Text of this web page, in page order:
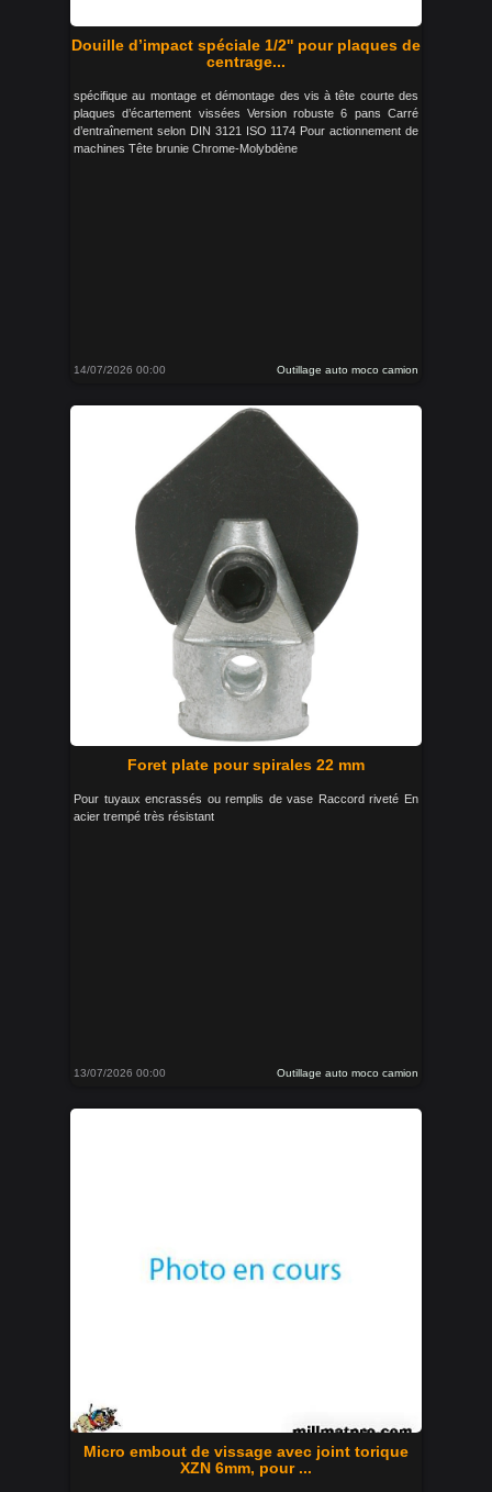
Douille d’impact spéciale 1/2'' pour plaques de
centrage...
spécifique au montage et démontage des vis à tête courte des
plaques d’écartement vissées Version robuste 6 pans Carré
d’entraînement selon DIN 3121 ISO 1174 Pour actionnement de
machines Tête brunie Chrome-Molybdène
14/07/2026 00:00 Outillage auto moco camion
Foret plate pour spirales 22 mm
Pour tuyaux encrassés ou remplis de vase Raccord riveté En
acier trempé très résistant
13/07/2026 00:00 Outillage auto moco camion
Micro embout de vissage avec joint torique
XZN 6mm, pour ...